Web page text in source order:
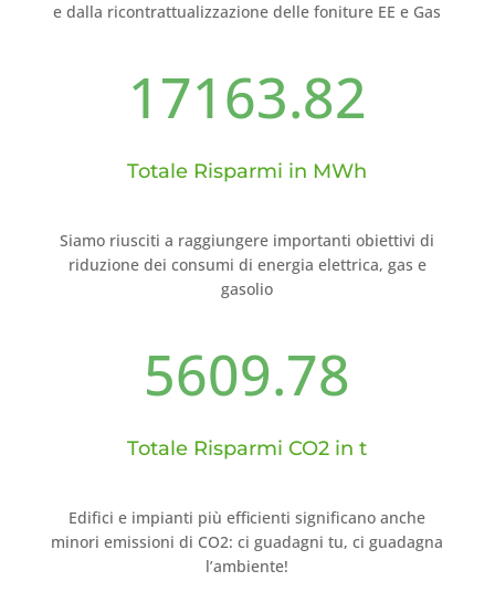
e dalla ricontrattualizzazione delle foniture EE e Gas
17163.82
Totale Risparmi in MWh
Siamo riusciti a raggiungere importanti obiettivi di
riduzione dei consumi di energia elettrica, gas e
gasolio
5609.78
Totale Risparmi CO2 in t
Edifici e impianti più efficienti significano anche
minori emissioni di CO2: ci guadagni tu, ci guadagna
l’ambiente!